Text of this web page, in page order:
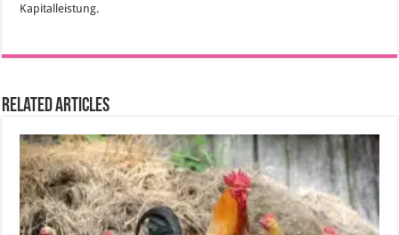
Kapitalleistung.
Related Articles